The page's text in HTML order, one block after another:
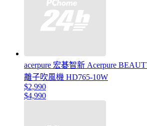
acerpure 宏碁智新 Acerpure
離子吹風機 HD765-10W
$2,990
$4,990